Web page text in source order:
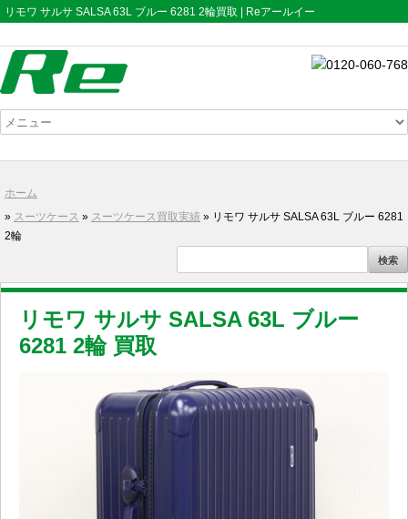
リモワ サルサ SALSA 63L ブルー 6281 2輪買取 | Reアールイー
ホーム
» スーツケース » スーツケース買取実績 » リモワ サルサ SALSA 63L ブルー 6281
2輪
リモワ サルサ SALSA 63L ブルー
6281 2輪 買取